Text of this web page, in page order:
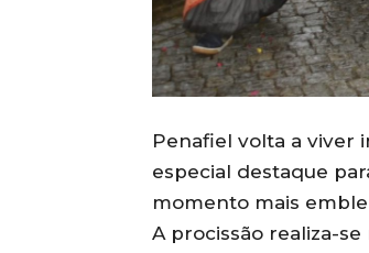
Penafiel volta a viver
especial destaque
momento mais
A procissão realiza-